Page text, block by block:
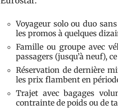
Voyageur solo ou duo
les promos à quelques
Famille ou groupe avec
passagers (jusqu’à neuf),
Réservation de dernière
les prix flambent en
Trajet avec bagages
contrainte de poids ou de